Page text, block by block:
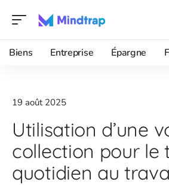
Biens Entreprise Épargne
19 août 2025
Utilisation d’une
collection pour le
quotidien au